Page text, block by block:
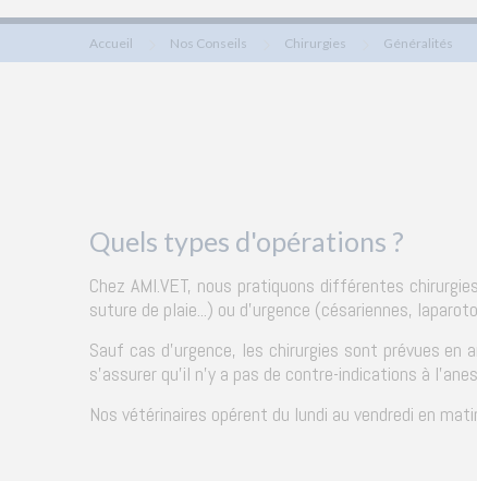
Accueil Nos Conseils Chirurgies Généralités
Quels types d'opérations ?
Chez AMI.VET, nous pratiquons différentes
suture de plaie...) ou d'urgence (césariennes,
Sauf cas d'urgence, les chirurgies sont prévues en
s'assurer qu'il n'y a pas de contre-indications à
Nos vétérinaires opérent du lundi au vendredi en